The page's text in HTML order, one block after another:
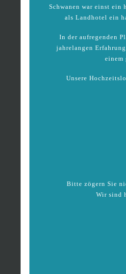
Schwanen war einst ein
als Landhotel ein
In der aufregenden
jahrelangen
einem
Unsere
Bitte zögern Sie
Wir sind